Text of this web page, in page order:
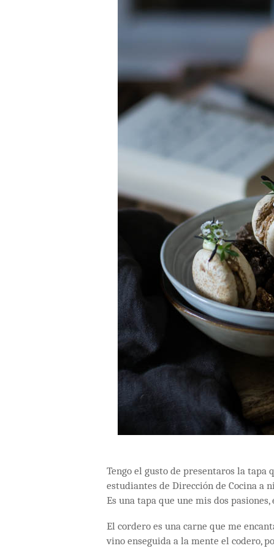
Tengo el gusto de presentaros la tapa
estudiantes de Dirección de Cocina a
Es una tapa que une mis dos
El cordero es una carne que me
vino enseguida a la mente el codero,